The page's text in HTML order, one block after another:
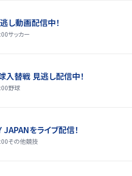
し動画配信中！
サッカー
入替戦 見逃し配信中！
野球
をライブ配信！
その他競技